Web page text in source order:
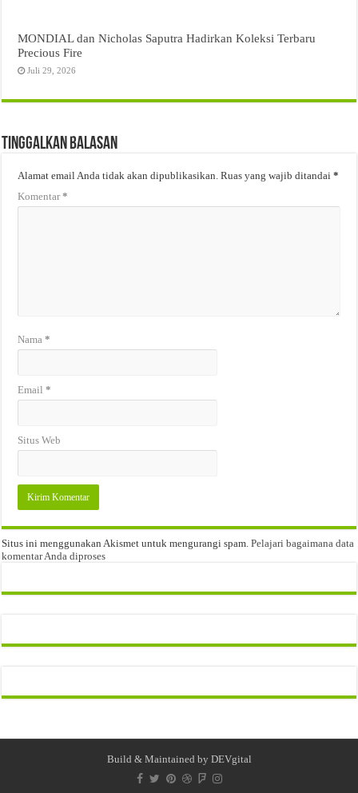
MONDIAL dan Nicholas Saputra Hadirkan Koleksi Terbaru
Precious Fire
Juli 29, 2026
Tinggalkan Balasan
Alamat email Anda tidak akan dipublikasikan. Ruas yang wajib ditandai*
Komentar*
Nama*
Email*
Situs Web
Situs ini menggunakan Akismet untuk mengurangi spam.Pelajari bagaimana data
komentar Anda diproses
Build & Maintained by DEVgital